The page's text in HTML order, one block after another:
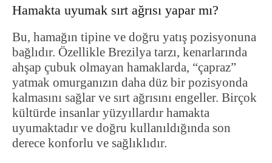
Hamakta uyumak sırt ağrısı yapar mı?
Bu, hamağın tipine ve doğru yatış pozisyonuna
bağlıdır. Özellikle Brezilya tarzı, kenarlarında
ahşap çubuk olmayan hamaklarda, “çapraz”
yatmak omurganızın daha düz bir pozisyonda
kalmasını sağlar ve sırt ağrısını engeller. Birçok
kültürde insanlar yüzyıllardır hamakta
uyumaktadır ve doğru kullanıldığında son
derece konforlu ve sağlıklıdır.